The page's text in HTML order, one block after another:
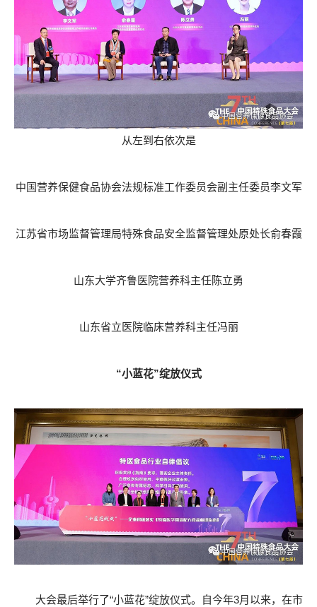
从左到右依次是
中国营养保健食品协会法规标准工作委员会副主任委员李文军
江苏省市场监督管理局特殊食品安全监督管理处原处长俞春霞
山东大学齐鲁医院营养科主任陈立勇
山东省立医院临床营养科主任冯丽
“小蓝花”绽放仪式
大会最后举行了“小蓝花”绽放仪式。自今年3月以来，在市